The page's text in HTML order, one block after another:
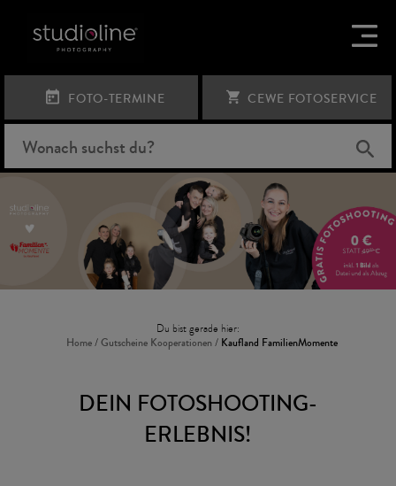
FOTO-TERMINE CEWE FOTOSERVICE
Du bist gerade hier:
Home / Gutscheine Kooperationen / Kaufland FamilienMomente
DEIN FOTOSHOOTING-
ERLEBNIS!